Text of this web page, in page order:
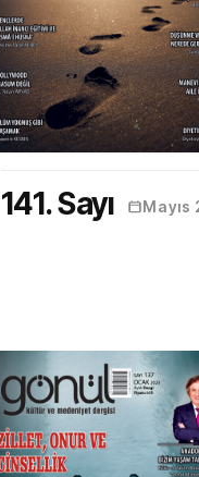
141. Sayı Mayıs